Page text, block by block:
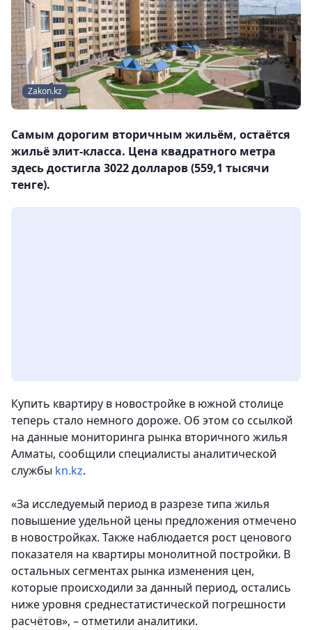
Zakon.kz
Самым дорогим вторичным жильём, остаётся
жильё элит-класса. Цена квадратного метра
здесь достигла 3022 долларов (559,1 тысячи
тенге).
Купить квартиру в новостройке в южной столице
теперь стало немного дороже. Об этом со ссылкой
на данные мониторинга рынка вторичного жилья
Алматы, сообщили специалисты аналитической
службы kn.kz.
«За исследуемый период в разрезе типа жилья
повышение удельной цены предложения отмечено
в новостройках. Также наблюдается рост ценового
показателя на квартиры монолитной постройки. В
остальных сегментах рынка изменения цен,
которые происходили за данный период, остались
ниже уровня среднестатистической погрешности
расчётов», – отметили аналитики.